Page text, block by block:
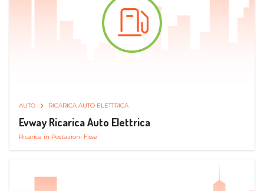
AUTO RICARICA AUTO ELETTRICA
Evway Ricarica Auto Elettrica
Ricarica in Postazioni Fisse